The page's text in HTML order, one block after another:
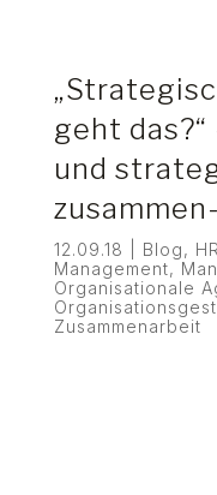
geht
und
12.09.18 Blog, HR
Management,
Organisationale
Zusammenarbeit